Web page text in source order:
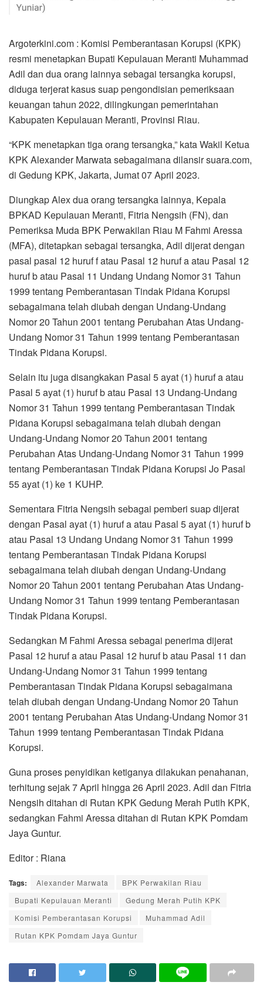
Argoterkini.com : Komisi Pemberantasan Korupsi (KPK)
resmi menetapkan Bupati Kepulauan Meranti Muhammad
Adil dan dua orang lainnya sebagai tersangka korupsi,
diduga terjerat kasus suap pengondisian pemeriksaan
keuangan tahun 2022, dilingkungan pemerintahan
Kabupaten Kepulauan Meranti, Provinsi Riau.
“KPK menetapkan tiga orang tersangka,” kata Wakil Ketua
KPK Alexander Marwata sebagaimana dilansir suara.com,
di Gedung KPK, Jakarta, Jumat 07 April 2023.
Diungkap Alex dua orang tersangka lainnya, Kepala
BPKAD Kepulauan Meranti, Fitria Nengsih (FN), dan
Pemeriksa Muda BPK Perwakilan Riau M Fahmi Aressa
(MFA), ditetapkan sebagai tersangka, Adil dijerat dengan
pasal pasal 12 huruf f atau Pasal 12 huruf a atau Pasal 12
huruf b atau Pasal 11 Undang Undang Nomor 31 Tahun
1999 tentang Pemberantasan Tindak Pidana Korupsi
sebagaimana telah diubah dengan Undang-Undang
Nomor 20 Tahun 2001 tentang Perubahan Atas Undang-
Undang Nomor 31 Tahun 1999 tentang Pemberantasan
Tindak Pidana Korupsi.
Selain itu juga disangkakan Pasal 5 ayat (1) huruf a atau
Pasal 5 ayat (1) huruf b atau Pasal 13 Undang-Undang
Nomor 31 Tahun 1999 tentang Pemberantasan Tindak
Pidana Korupsi sebagaimana telah diubah dengan
Undang-Undang Nomor 20 Tahun 2001 tentang
Perubahan Atas Undang-Undang Nomor 31 Tahun 1999
tentang Pemberantasan Tindak Pidana Korupsi Jo Pasal
55 ayat (1) ke 1 KUHP.
Sementara Fitria Nengsih sebagai pemberi suap dijerat
dengan Pasal ayat (1) huruf a atau Pasal 5 ayat (1) huruf b
atau Pasal 13 Undang Undang Nomor 31 Tahun 1999
tentang Pemberantasan Tindak Pidana Korupsi
sebagaimana telah diubah dengan Undang-Undang
Nomor 20 Tahun 2001 tentang Perubahan Atas Undang-
Undang Nomor 31 Tahun 1999 tentang Pemberantasan
Tindak Pidana Korupsi.
Sedangkan M Fahmi Aressa sebagai penerima dijerat
Pasal 12 huruf a atau Pasal 12 huruf b atau Pasal 11 dan
Undang-Undang Nomor 31 Tahun 1999 tentang
Pemberantasan Tindak Pidana Korupsi sebagaimana
telah diubah dengan Undang-Undang Nomor 20 Tahun
2001 tentang Perubahan Atas Undang-Undang Nomor 31
Tahun 1999 tentang Pemberantasan Tindak Pidana
Korupsi.
Guna proses penyidikan ketiganya dilakukan penahanan,
terhitung sejak 7 April hingga 26 April 2023. Adil dan Fitria
Nengsih ditahan di Rutan KPK Gedung Merah Putih KPK,
sedangkan Fahmi Aressa ditahan di Rutan KPK Pomdam
Jaya Guntur.
Editor : Riana
Tags: Alexander Marwata
BPK Perwakilan Riau
Bupati Kepulauan Meranti
Gedung Merah Putih KPK
Komisi Pemberantasan Korupsi
Muhammad Adil
Rutan KPK Pomdam Jaya Guntur